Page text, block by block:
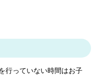
行っていない時間はお子